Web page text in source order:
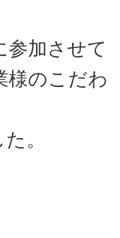
参加させて
様のこだわ
。